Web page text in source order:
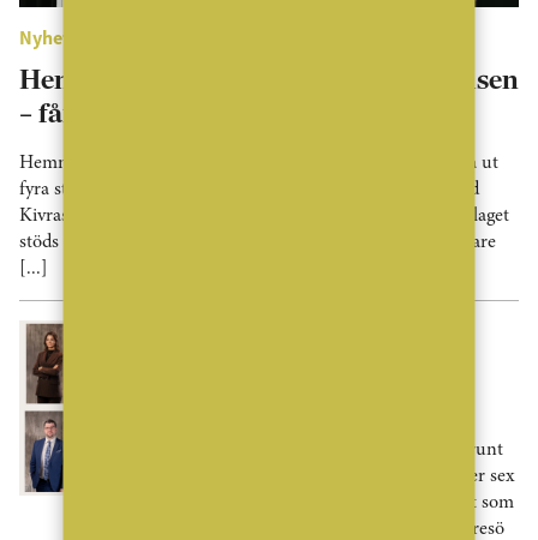
Nyheter
Hemnets storägare vill göra om styrelsen
– får stöd av Mäklarsamfundet
Hemnets storägare Sprints Capital och Vor Capital vill byta ut
fyra styrelseledamöter och föreslår tre nya namn, däribland
Kivras vd Henrik Lönnevi som ny styrelseordförande. Förslaget
stöds av Mäklarsamfundet, som betonar vikten av en starkare
[...]
Erik Olsson fortsätter att rekrytera runt
om i landet. Den här gången ansluter sex
mäklare till verksamheten, samtidigt som
kedjan etablerar ett nytt kontor i Tyresö